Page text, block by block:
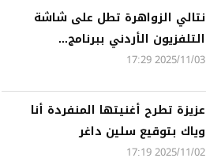
نتالي الزواهرة تطل على شاشة
التلفزيون الأردني ببرنامج...
2025/11/03 17:29
عزيزة تطرح أغنيتها المنفردة أنا
وياك بتوقيع سلين داغر
2025/11/02 17:19